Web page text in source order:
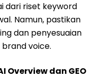
dari riset keyword
Namun, pastikan
dan penyesuaian
voice.
Overview dan GEO